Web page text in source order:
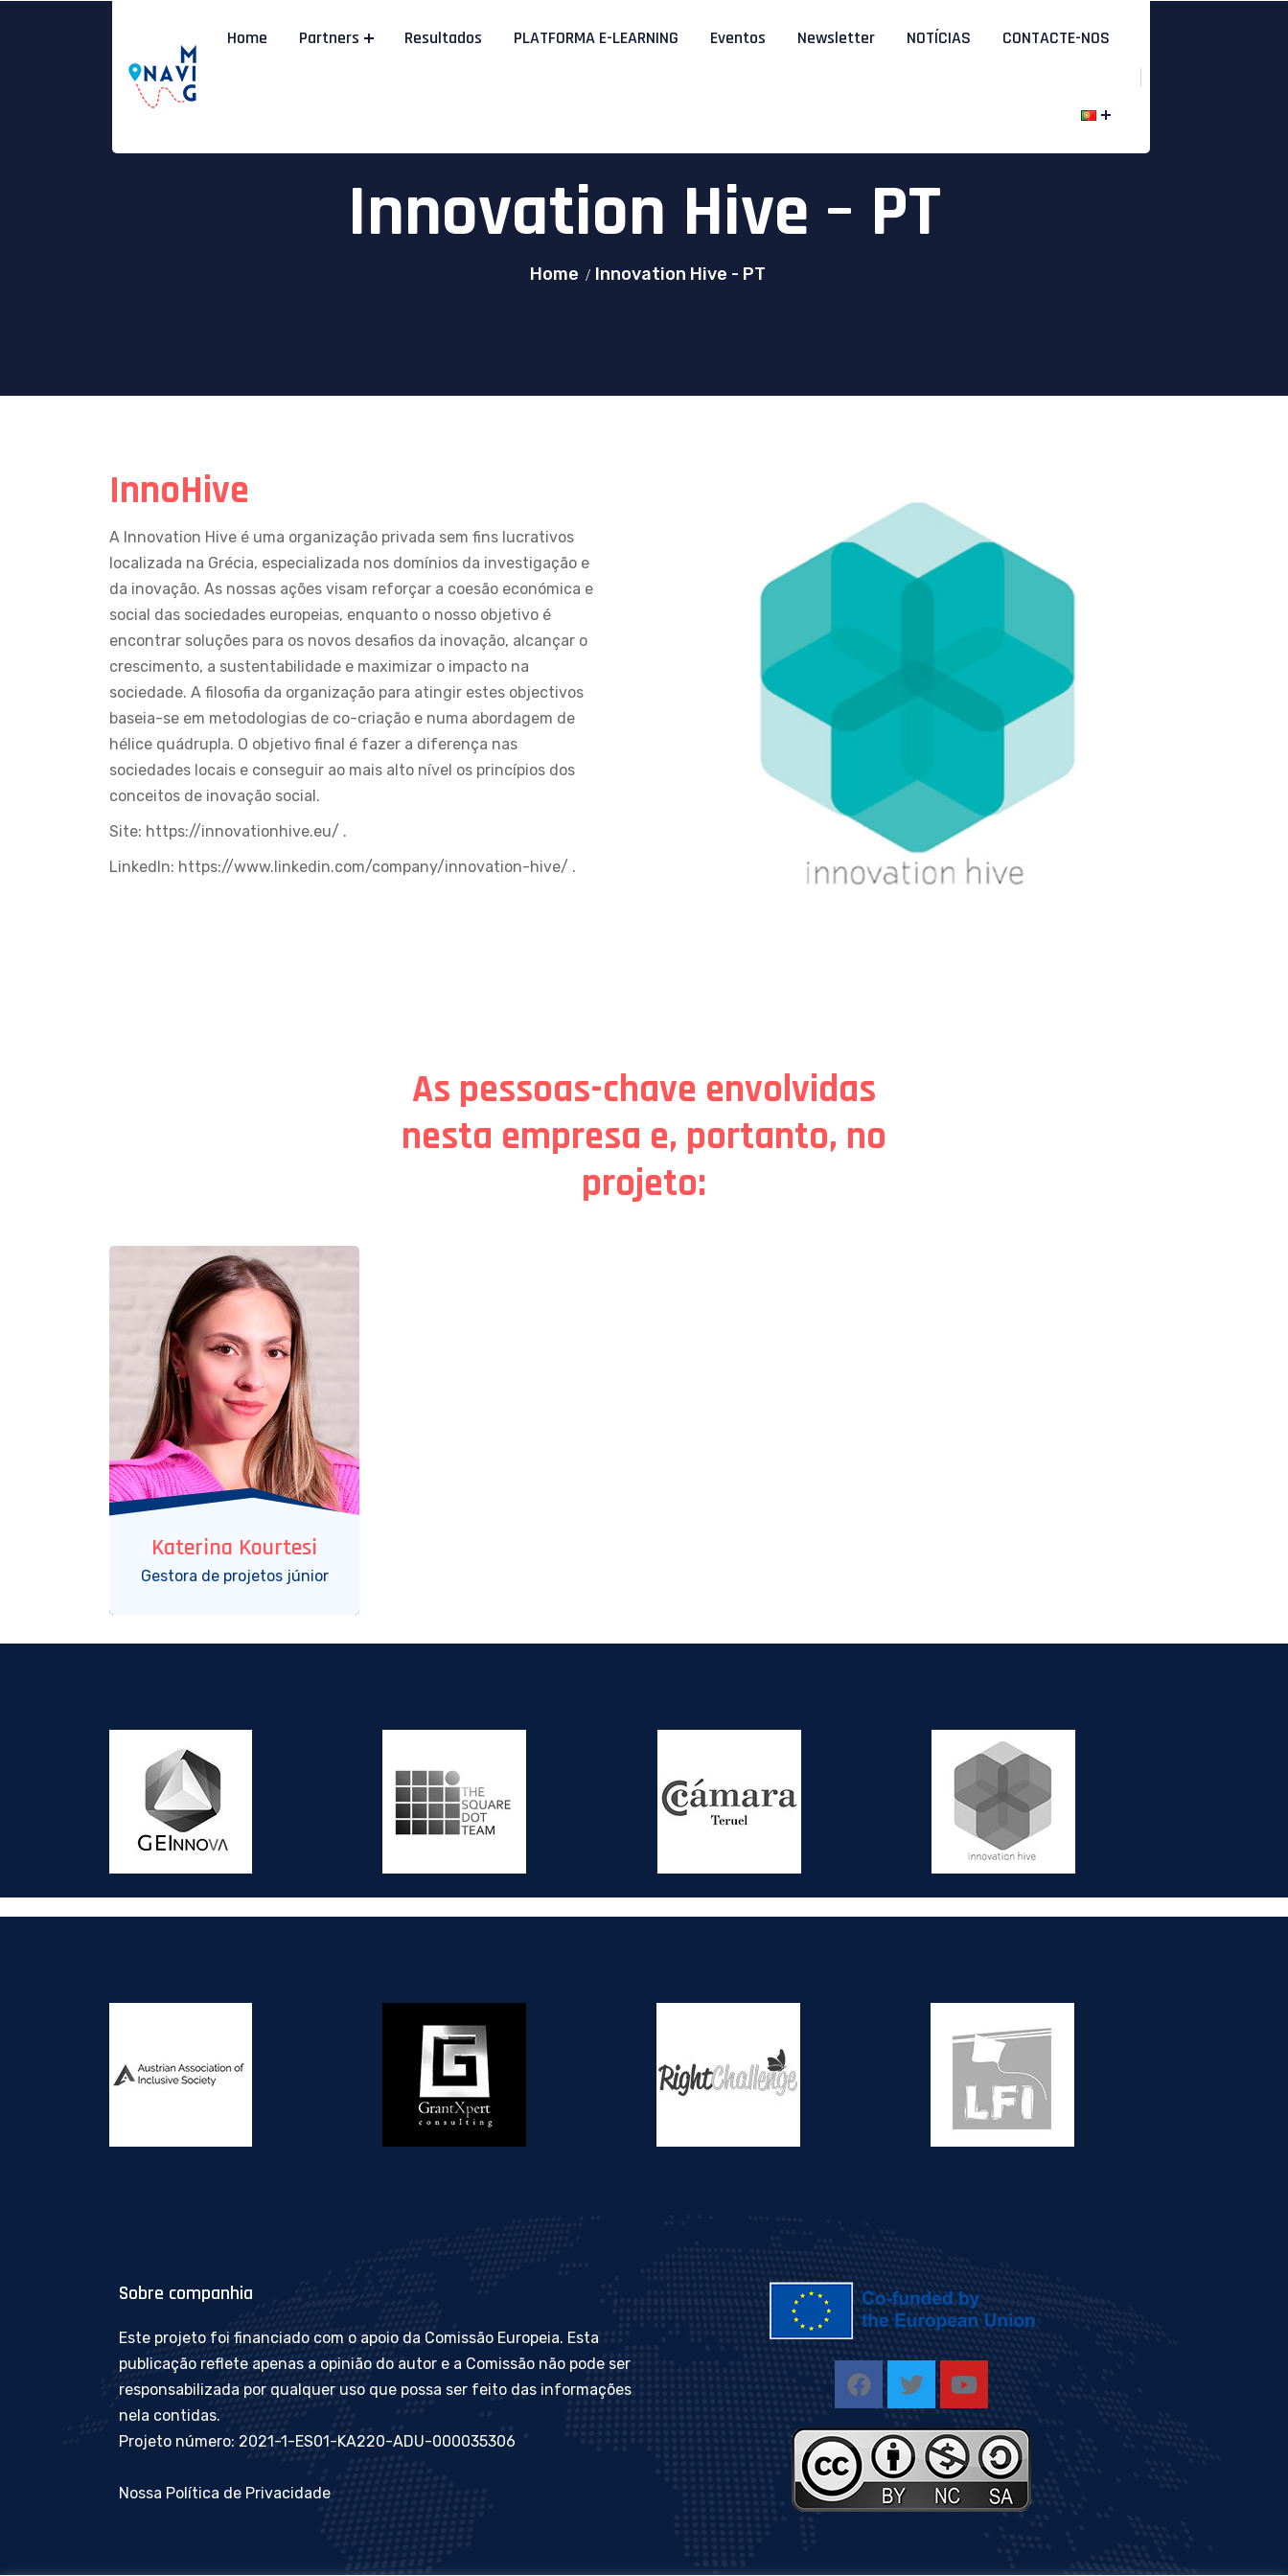
Home Partners Resultados PLATFORMA E-LEARNING Eventos Newsletter NOTÍCIAS CONTACTE-NOS
Innovation Hive – PT
Home Innovation Hive - PT
InnoHive
A Innovation Hive é uma organização privada sem fins lucrativos
localizada na Grécia, especializada nos domínios da investigação e
da inovação. As nossas ações visam reforçar a coesão económica e
social das sociedades europeias, enquanto o nosso objetivo é
encontrar soluções para os novos desafios da inovação, alcançar o
crescimento, a sustentabilidade e maximizar o impacto na
sociedade. A filosofia da organização para atingir estes objectivos
baseia-se em metodologias de co-criação e numa abordagem de
hélice quádrupla. O objetivo final é fazer a diferença nas
sociedades locais e conseguir ao mais alto nível os princípios dos
conceitos de inovação social.
Site: https://innovationhive.eu/ .
LinkedIn: https://www.linkedin.com/company/innovation-hive/ .
As pessoas-chave envolvidas
nesta empresa e, portanto, no
projeto:
Katerina Kourtesi
Gestora de projetos júnior
Sobre companhia
Este projeto foi financiado com o apoio da Comissão Europeia. Esta
publicação reflete apenas a opinião do autor e a Comissão não pode ser
responsabilizada por qualquer uso que possa ser feito das informações
nela contidas.
Projeto número: 2021-1-ES01-KA220-ADU-000035306
Nossa Política de Privacidade